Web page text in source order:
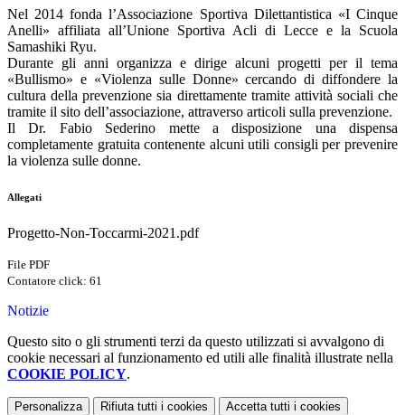
Nel 2014 fonda l’Associazione Sportiva Dilettantistica «I Cinque
Anelli» affiliata all’Unione Sportiva Acli di Lecce e la Scuola
Samashiki Ryu.
Durante gli anni organizza e dirige alcuni progetti per il tema
«Bullismo» e «Violenza sulle Donne» cercando di diffondere la
cultura della prevenzione sia direttamente tramite attività sociali che
tramite il sito dell’associazione, attraverso articoli sulla prevenzione.
Il Dr. Fabio Sederino mette a disposizione una dispensa
completamente gratuita contenente alcuni utili consigli per prevenire
la violenza sulle donne.
Allegati
Progetto-Non-Toccarmi-2021.pdf
File PDF
Contatore click: 61
Notizie
Questo sito o gli strumenti terzi da questo utilizzati si avvalgono di
cookie necessari al funzionamento ed utili alle finalità illustrate nella
COOKIE POLICY.
Personalizza Rifiuta tutti i cookies Accetta tutti i cookies